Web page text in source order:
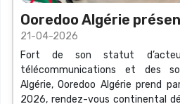
Ooredoo Algérie
solutions innovantes au
SUMMIT 2026
21-04-2026
Fort de son statut
télécommunications et des
Algérie, Ooredoo Algérie prend
2026, rendez-vous continental